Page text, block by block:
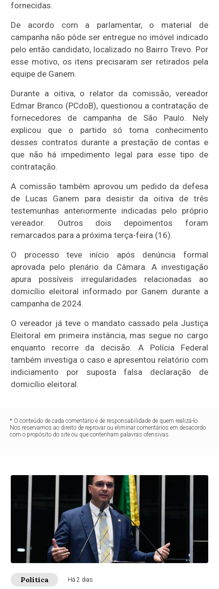
fornecidas.
De acordo com a parlamentar, o material de
campanha não pôde ser entregue no imóvel indicado
pelo então candidato, localizado no Bairro Trevo. Por
esse motivo, os itens precisaram ser retirados pela
equipe de Ganem.
Durante a oitiva, o relator da comissão, vereador
Edmar Branco (PCdoB), questionou a contratação de
fornecedores de campanha de São Paulo. Nely
explicou que o partido só toma conhecimento
desses contratos durante a prestação de contas e
que não há impedimento legal para esse tipo de
contratação.
A comissão também aprovou um pedido da defesa
de Lucas Ganem para desistir da oitiva de três
testemunhas anteriormente indicadas pelo próprio
vereador. Outros dois depoimentos foram
remarcados para a próxima terça-feira (16).
O processo teve início após denúncia formal
aprovada pelo plenário da Câmara. A investigação
apura possíveis irregularidades relacionadas ao
domicílio eleitoral informado por Ganem durante a
campanha de 2024.
O vereador já teve o mandato cassado pela Justiça
Eleitoral em primeira instância, mas segue no cargo
enquanto recorre da decisão. A Polícia Federal
também investiga o caso e apresentou relatório com
indiciamento por suposta falsa declaração de
domicílio eleitoral.
* O conteúdo de cada comentário é de responsabilidade de quem realizá-lo.
Nos reservamos ao direito de reprovar ou eliminar comentários em desacordo
com o propósito do site ou que contenham palavras ofensivas.
Política Há 2 dias